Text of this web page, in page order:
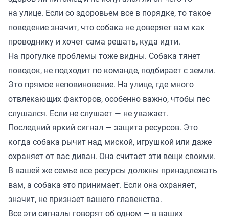
на улице. Если со здоровьем все в порядке, то такое
поведение значит, что собака не доверяет вам как
проводнику и хочет сама решать, куда идти.
На прогулке проблемы тоже видны. Собака тянет
поводок, не подходит по команде, подбирает с земли.
Это прямое неповиновение. На улице, где много
отвлекающих факторов, особенно важно, чтобы пес
слушался. Если не слушает — не уважает.
Последний яркий сигнал — защита ресурсов. Это
когда собака рычит над миской, игрушкой или даже
охраняет от вас диван. Она считает эти вещи своими.
В вашей же семье все ресурсы должны принадлежать
вам, а собака это принимает. Если она охраняет,
значит, не признает вашего главенства.
Все эти сигналы говорят об одном — в ваших